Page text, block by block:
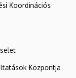
Koordinációs
Központja